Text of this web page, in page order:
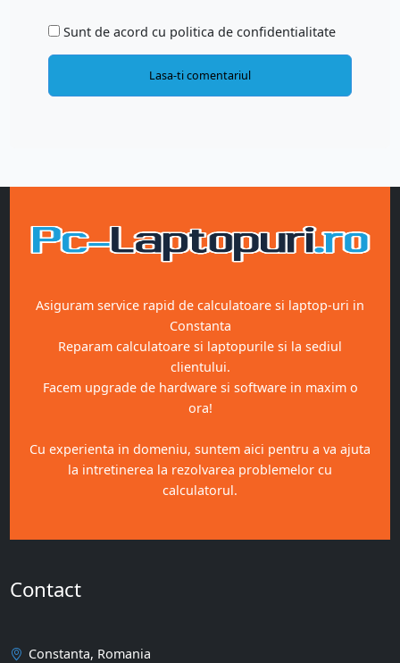
Sunt de acord cu politica de confidentialitate
Lasa-ti comentariul
Asiguram service rapid de calculatoare si laptop-uri in
Constanta
Reparam calculatoare si laptopurile si la sediul
clientului.
Facem upgrade de hardware si software in maxim o
ora!
Cu experienta in domeniu, suntem aici pentru a va ajuta
la intretinerea la rezolvarea problemelor cu
calculatorul.
Contact
Constanta, Romania